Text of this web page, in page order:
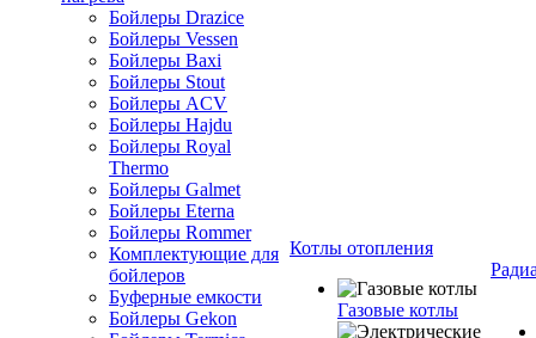
Бойлеры Drazice
Бойлеры Vessen
Бойлеры Baxi
Бойлеры Stout
Бойлеры ACV
Бойлеры Hajdu
Бойлеры Royal
Thermo
Бойлеры Galmet
Бойлеры Eterna
Бойлеры Rommer
Комплектующие для
бойлеров
Буферные емкости
Бойлеры Gekon
Котлы отопления
Газовые котлы